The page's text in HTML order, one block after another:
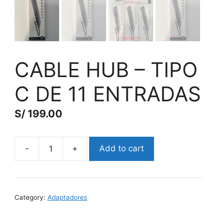
CABLE HUB – TIPO
C DE 11 ENTRADAS
S/ 199.00
CABLE
-
C
Add to cart
Category: Adaptadores